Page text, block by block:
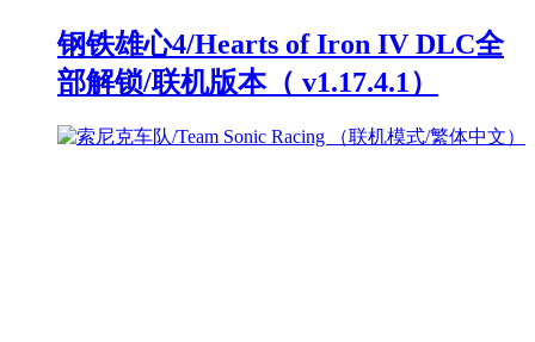
钢铁雄心4/Hearts of Iron IV DLC全
部解锁/联机版本（ v1.17.4.1）